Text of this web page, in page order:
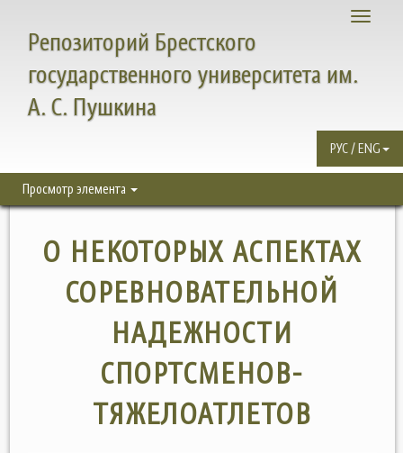
Toggle
Репозиторий Брестского
государственного университета им.
А. С. Пушкина
РУС / ENG
Просмотр элемента
О НЕКОТОРЫХ АСПЕКТАХ
СОРЕВНОВАТЕЛЬНОЙ
НАДЕЖНОСТИ
СПОРТСМЕНОВ-
ТЯЖЕЛОАТЛЕТОВ